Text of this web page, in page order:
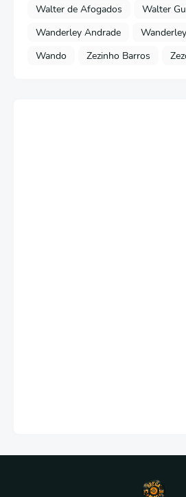
Walter de Afogados
Walter
Wanderley Andrade
Wando
Zezinho Barros